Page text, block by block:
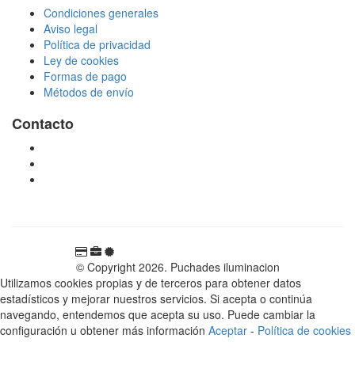
Condiciones generales
Aviso legal
Política de privacidad
Ley de cookies
Formas de pago
Métodos de envío
Contacto
© Copyright 2026. Puchades iluminacion
Utilizamos cookies propias y de terceros para obtener datos
estadísticos y mejorar nuestros servicios. Si acepta o continúa
navegando, entendemos que acepta su uso. Puede cambiar la
configuración u obtener más información Aceptar - Política de cookies